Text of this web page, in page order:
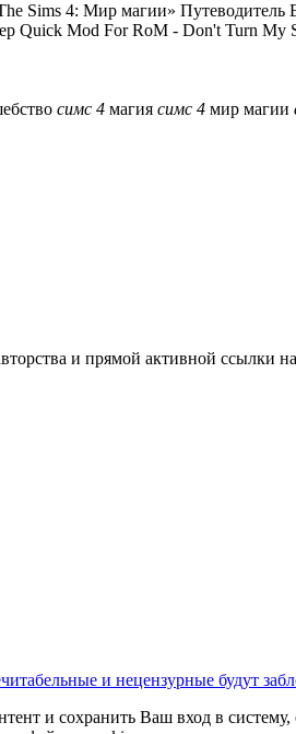
Sims 4: Мир магии»
Quick Mod For RoM - Don't Turn My
симс 4 магия симс 4 мир магии
и прямой активной
и нецензурные будут
и сохранить Ваш вход в систему,